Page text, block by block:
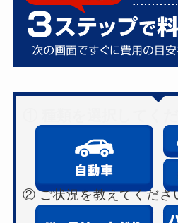
② ご状況を教えてくださ